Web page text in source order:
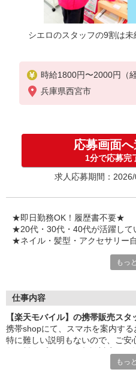
シエロのスタッフの9割は
時給1800円〜2000円（
※残業代支給
★交通費別途支給（規定
入社祝い金10万円支給(
お友達を紹介頂くと,
インセンティブ支給(規
゜・。○。・゜+゜・。○
兵庫県西宮市
応募画面
1分で応募完
求人応募期間：
★即日勤務OK！履歴書不要★
★20代・30代・40代が活躍して
★ネイル・髪型・アクセサリー
でも心配ご無用！
お互いに教え合ったり、フォロ
和気あいあいとした人間関係が
皆で一緒にステップアップしま
【選べるお仕事いろいろ】
もっ
仕事内容
【楽天モバイル】の携帯販売スタ
携帯shopにて、スマホを案内する
特に難しい説明もないので、ご安
もっ